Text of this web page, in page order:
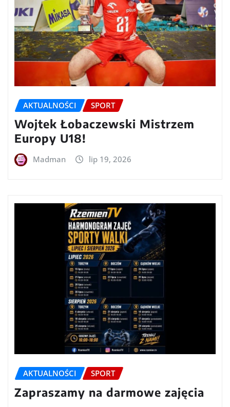
AKTUALNOŚCI SPORT
Wojtek Łobaczewski Mistrzem
Europy U18!
Madman lip 19, 2026
AKTUALNOŚCI SPORT
Zapraszamy na darmowe zajęcia